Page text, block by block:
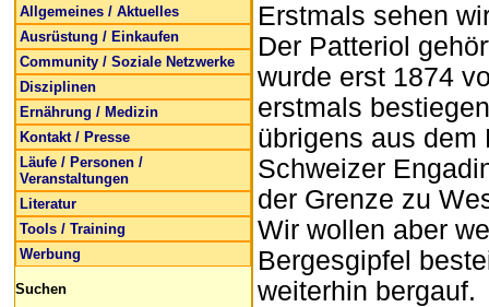
Allgemeines / Aktuelles
Ausrüstung / Einkaufen
Community / Soziale Netzwerke
Disziplinen
Ernährung / Medizin
Kontakt / Presse
Läufe / Personen /
Veranstaltungen
Literatur
Tools / Training
Werbung
Suchen
Erstmals sehen
Der Patteriol
wurde erst 1874
erstmals
übrigens aus dem
Schweizer
der Grenze zu
Wir wollen aber
Bergesgipfel
weiterhin bergauf.